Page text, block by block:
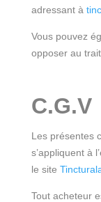
adressant à
Vous pouvez
opposer au
C.G.V
Les présentes
s’appliquent à
le site
Tout acheteur